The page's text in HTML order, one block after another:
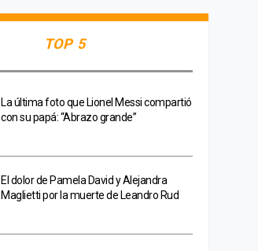
TOP 5
La última foto que Lionel Messi compartió
con su papá: “Abrazo grande”
El dolor de Pamela David y Alejandra
Maglietti por la muerte de Leandro Rud